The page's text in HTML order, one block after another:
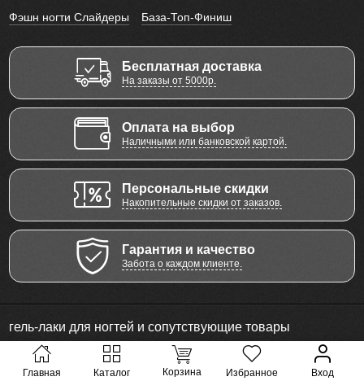
Главная Каталог Корзина Избранное Вход
Фэшн ногти Слайдеры
База-Топ-Финиш
Бесплатная доставка
На заказы от 5000р.
Оплата на выбор
Наличными или банковской картой.
Персональные скидки
Накопительные скидки от заказов.
Гарантия и качество
Забота о каждом клиенте.
гель-лаки для ногтей и сопутствующие товары
© 2011 - 2026 Все права защищены